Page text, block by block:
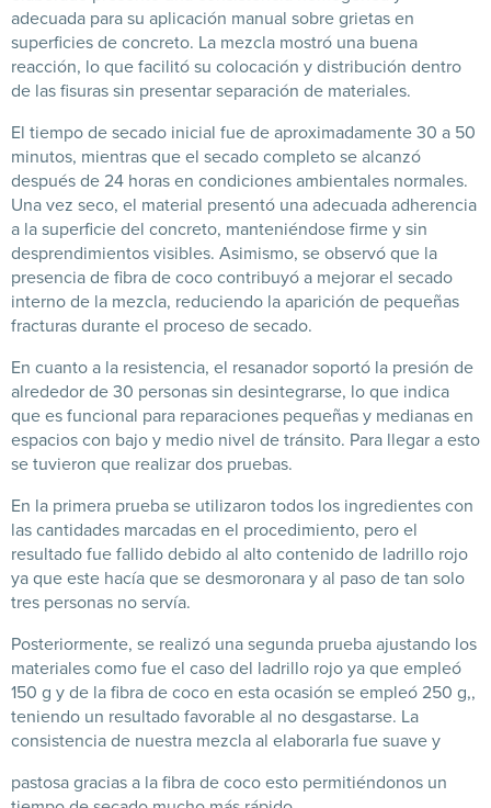
adecuada para su aplicación manual sobre grietas en
superficies de concreto. La mezcla mostró una buena
reacción, lo que facilitó su colocación y distribución dentro
de las fisuras sin presentar separación de materiales.
El tiempo de secado inicial fue de aproximadamente 30 a 50
minutos, mientras que el secado completo se alcanzó
después de 24 horas en condiciones ambientales normales.
Una vez seco, el material presentó una adecuada adherencia
a la superficie del concreto, manteniéndose firme y sin
desprendimientos visibles. Asimismo, se observó que la
presencia de fibra de coco contribuyó a mejorar el secado
interno de la mezcla, reduciendo la aparición de pequeñas
fracturas durante el proceso de secado.
En cuanto a la resistencia, el resanador soportó la presión de
alrededor de 30 personas sin desintegrarse, lo que indica
que es funcional para reparaciones pequeñas y medianas en
espacios con bajo y medio nivel de tránsito. Para llegar a esto
se tuvieron que realizar dos pruebas.
En la primera prueba se utilizaron todos los ingredientes con
las cantidades marcadas en el procedimiento, pero el
resultado fue fallido debido al alto contenido de ladrillo rojo
ya que este hacía que se desmoronara y al paso de tan solo
tres personas no servía.
Posteriormente, se realizó una segunda prueba ajustando los
materiales como fue el caso del ladrillo rojo ya que empleó
150 g y de la fibra de coco en esta ocasión se empleó 250 g,,
teniendo un resultado favorable al no desgastarse. La
consistencia de nuestra mezcla al elaborarla fue suave y
pastosa gracias a la fibra de coco esto permitiéndonos un